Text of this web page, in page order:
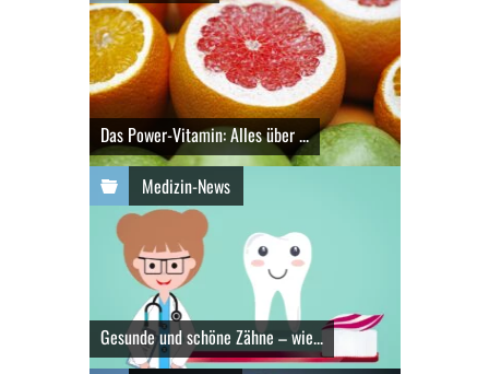
Das Power-Vitamin: Alles über ...
Medizin-News
Gesunde und schöne Zähne – wie...